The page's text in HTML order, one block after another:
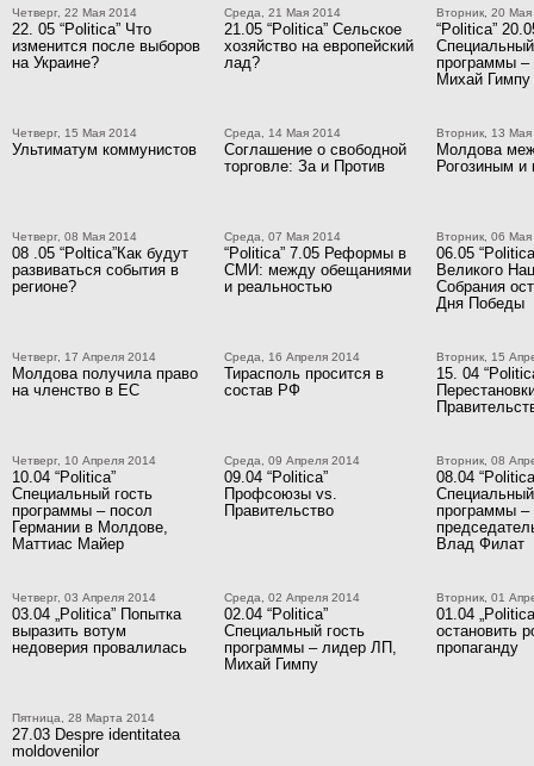
Четверг, 22 Мая 2014
22. 05 “Politica” Что
изменится после выборов
на Украине?
Среда, 21 Мая 2014
21.05 “Politica” Сельское
хозяйство на европейский
лад?
Вторник, 20
“Politica”
Специальный
программы
Михай Гимпу
Четверг, 15 Мая 2014
Ультиматум коммунистов
Среда, 14 Мая 2014
Соглашение о свободной
торговле: За и Против
Вторник, 13
Молдова
Рогозиным
Четверг, 08 Мая 2014
08 .05 “Poltica”Как будут
развиваться события в
регионе?
Среда, 07 Мая 2014
“Politica” 7.05 Реформы в
СМИ: между обещаниями
и реальностью
Вторник, 06
06.05
Великого
Собрания
Дня Победы
Четверг, 17 Апреля 2014
Молдова получила право
на членство в ЕС
Среда, 16 Апреля 2014
Тирасполь просится в
состав РФ
Вторник, 15
15. 04
Четверг, 10 Апреля 2014
10.04 “Politica”
Специальный гость
программы – посол
Германии в Молдове,
Маттиас Майер
Среда, 09 Апреля 2014
09.04 “Politica”
Профсоюзы vs.
Правительство
Вторник, 08
08.04
Специальный
программы –
Влад Филат
Четверг, 03 Апреля 2014
03.04 „Politica” Попытка
выразить вотум
недоверия провалилась
Среда, 02 Апреля 2014
02.04 “Politica”
Специальный гость
программы – лидер ЛП,
Михай Гимпу
Вторник, 01
01.04
остановить
пропаганду
Пятница, 28 Марта 2014
27.03 Despre identitatea
moldovenilor